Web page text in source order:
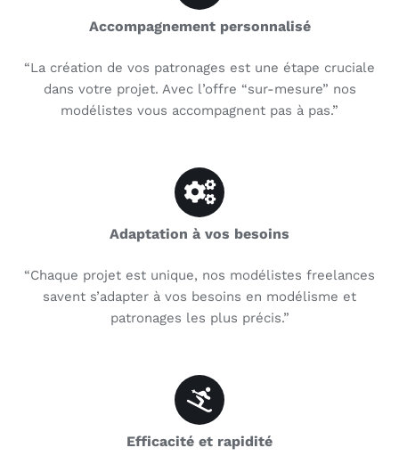
Accompagnement personnalisé
“La création de vos patronages est une étape cruciale
dans votre projet. Avec l’offre “sur-mesure” nos
modélistes vous accompagnent pas à pas.”
Adaptation à vos besoins
“Chaque projet est unique, nos modélistes freelances
savent s’adapter à vos besoins en modélisme et
patronages les plus précis.”
Efficacité et rapidité